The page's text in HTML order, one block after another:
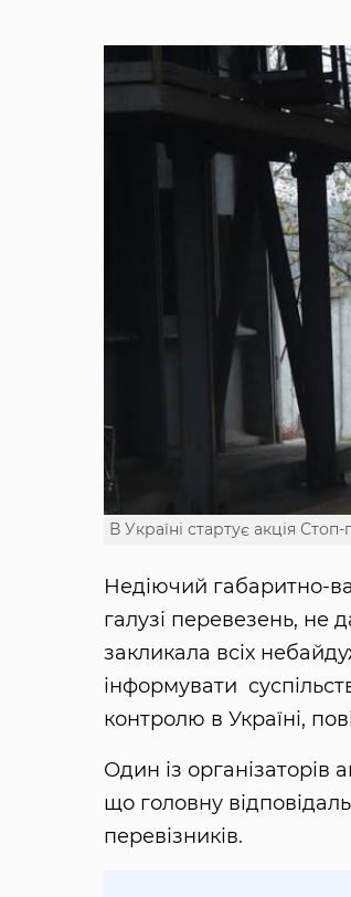
В Україні стартує акція
Недіючий габаритно-
галузі перевезень, не
закликала всіх
інформувати
контролю в Україні,
Один із організаторів
що головну
перевізників.